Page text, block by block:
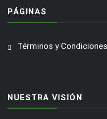
PÁGINAS
Términos y Condiciones
NUESTRA VISIÓN